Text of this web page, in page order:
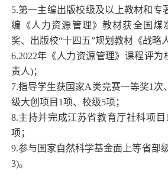
5.第一主编出版校级及以上教材和专
编《人力资源管理》教材获全国煤
奖、出版校“十四五”规划教材《战略
6.2022年《人力资源管理》课程评为
责人)；
7.指导学生获国家A类竞赛一等奖1次
级大创项目1项、校级5项；
8.主持并完成江苏省教育厅社科项目
项；
9.参与国家自然科学基金面上等省部
3)。